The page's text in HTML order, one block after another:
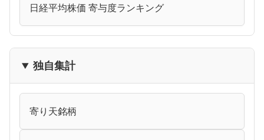
日経平均株価 寄与度ランキング
独自集計
寄り天銘柄